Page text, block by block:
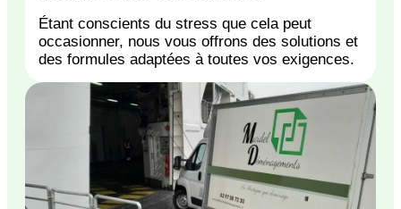
Étant conscients du stress que cela peut
occasionner, nous vous offrons des solutions et
des formules adaptées à toutes vos exigences.